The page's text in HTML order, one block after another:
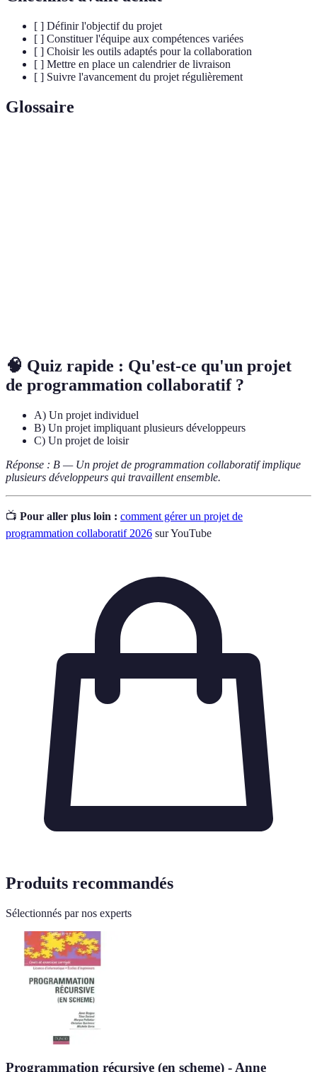
[ ] Définir l'objectif du projet
[ ] Constituer l'équipe aux compétences variées
[ ] Choisir les outils adaptés pour la collaboration
[ ] Mettre en place un calendrier de livraison
[ ] Suivre l'avancement du projet régulièrement
Glossaire
🧠 Quiz rapide : Qu'est-ce qu'un projet
de programmation collaboratif ?
A) Un projet individuel
B) Un projet impliquant plusieurs développeurs
C) Un projet de loisir
Réponse : B — Un projet de programmation collaboratif implique
plusieurs développeurs qui travaillent ensemble.
📺 Pour aller plus loin : comment gérer un projet de
programmation collaboratif 2026 sur YouTube
Produits recommandés
Sélectionnés par nos experts
Programmation récursive (en scheme) - Anne